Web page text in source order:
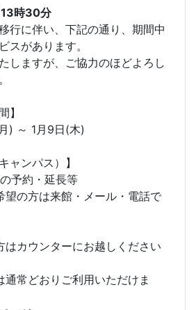
13時30分
行に伴い、下記の通り、期間中
スがあります。
しますが、ご協力のほどよろし
間】
) ～ 1月9日(木)
キャンパス）】
予約・延長等
の方は来館・メール・電話で
カウンターにお越しください
常どおりご利用いただけま